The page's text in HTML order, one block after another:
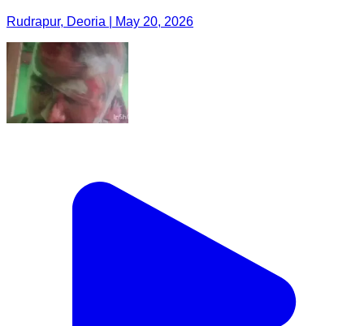
Rudrapur, Deoria | May 20, 2026